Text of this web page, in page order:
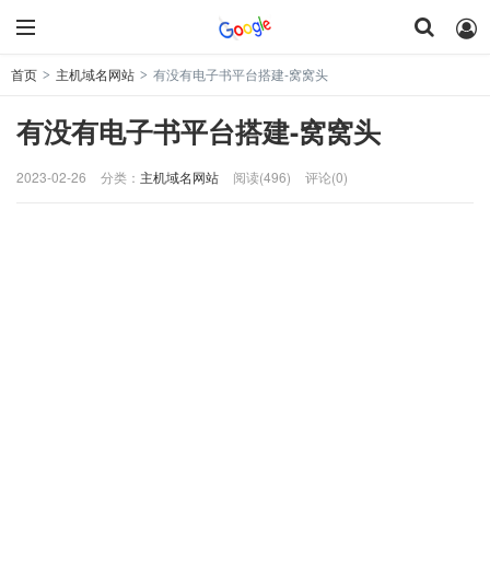
首页 > 主机域名网站 > 有没有电子书平台搭建-窝窝头
有没有电子书平台搭建-窝窝头
2023-02-26 分类： 主机域名网站 阅读(496) 评论(0)